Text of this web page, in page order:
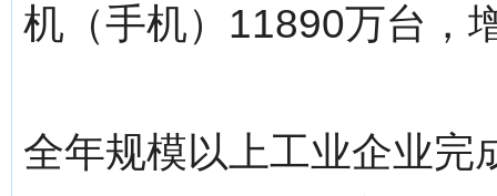
机（手机）11890万台，
全年规模以上工业企业完